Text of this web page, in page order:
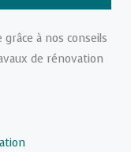
à nos conseils
de rénovation